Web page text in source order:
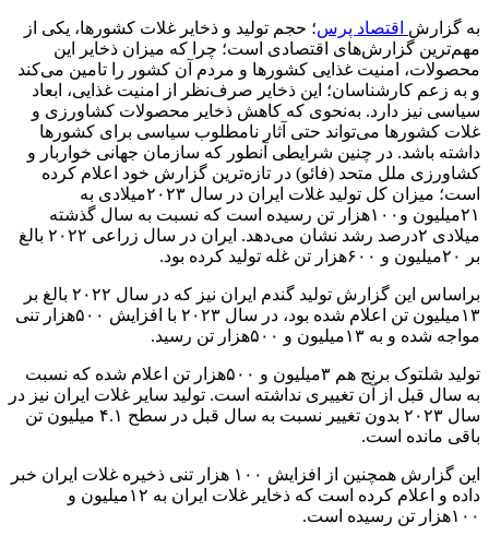
به گزارش اقتصاد پرس؛ حجم تولید و ذخایر غلات کشورها، یکی از
مهم‌ترین گزارش‌های اقتصادی است؛ چرا که میزان ذخایر این
محصولات، امنیت غذایی کشورها و مردم آن کشور را تامین می‌کند
و به زعم کارشناسان؛ این ذخایر صرف‌نظر از امنیت غذایی، ابعاد
سیاسی نیز دارد. به‌نحوی که کاهش ذخایر محصولات کشاورزی و
غلات کشورها می‌تواند حتی آثار نامطلوب سیاسی برای کشورها
داشته باشد. در چنین شرایطی آنطور که سازمان جهانی خواربار و
کشاورزی ملل متحد (فائو) در تازه‌ترین گزارش خود اعلام کرده
است؛ میزان کل تولید غلات ایران در سال ۲۰۲۳میلادی به
۲۱میلیون و۱۰۰هزار تن رسیده است که نسبت به سال گذشته
میلادی ۲درصد رشد نشان می‌دهد. ایران در سال زراعی ۲۰۲۲ بالغ
بر ۲۰میلیون و ۶۰۰هزار تن غله تولید کرده بود.
براساس این گزارش تولید گندم ایران نیز که در سال ۲۰۲۲ بالغ بر
۱۳میلیون تن اعلام شده بود، در سال ۲۰۲۳ با افزایش ۵۰۰هزار تنی
مواجه شده و به ۱۳میلیون و ۵۰۰هزار تن رسید.
تولید شلتوک برنج هم ۳میلیون و ۵۰۰هزار تن اعلام شده که نسبت
به سال قبل از آن تغییری نداشته است. تولید سایر غلات ایران نیز در
سال ۲۰۲۳ بدون تغییر نسبت به سال قبل در سطح ۴.۱ میلیون تن
باقی مانده است.
این گزارش همچنین از افزایش ۱۰۰ هزار تنی ذخیره غلات ایران خبر
داده و اعلام کرده است که ذخایر غلات ایران به ۱۲میلیون و
۱۰۰هزار تن رسیده است.